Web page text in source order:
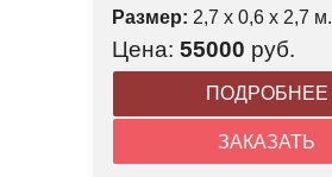
Размер: 2,7 x 0,6 x 2,7 м.
Цена: 55000 руб.
ПОДРОБНЕЕ
ЗАКАЗАТЬ